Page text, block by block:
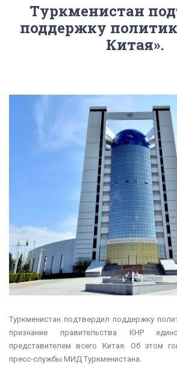
Туркменистан
поддержку
Китая».
Туркменистан подтвердил поддержку
признание правительства КНР
представителем всего Китая. Об этом
пресс-службы МИД Туркменистана.